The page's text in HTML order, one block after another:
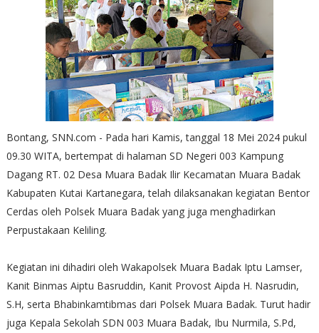
Bontang, SNN.com - Pada hari Kamis, tanggal 18 Mei 2024 pukul
09.30 WITA, bertempat di halaman SD Negeri 003 Kampung
Dagang RT. 02 Desa Muara Badak Ilir Kecamatan Muara Badak
Kabupaten Kutai Kartanegara, telah dilaksanakan kegiatan Bentor
Cerdas oleh Polsek Muara Badak yang juga menghadirkan
Perpustakaan Keliling.
Kegiatan ini dihadiri oleh Wakapolsek Muara Badak Iptu Lamser,
Kanit Binmas Aiptu Basruddin, Kanit Provost Aipda H. Nasrudin,
S.H, serta Bhabinkamtibmas dari Polsek Muara Badak. Turut hadir
juga Kepala Sekolah SDN 003 Muara Badak, Ibu Nurmila, S.Pd,